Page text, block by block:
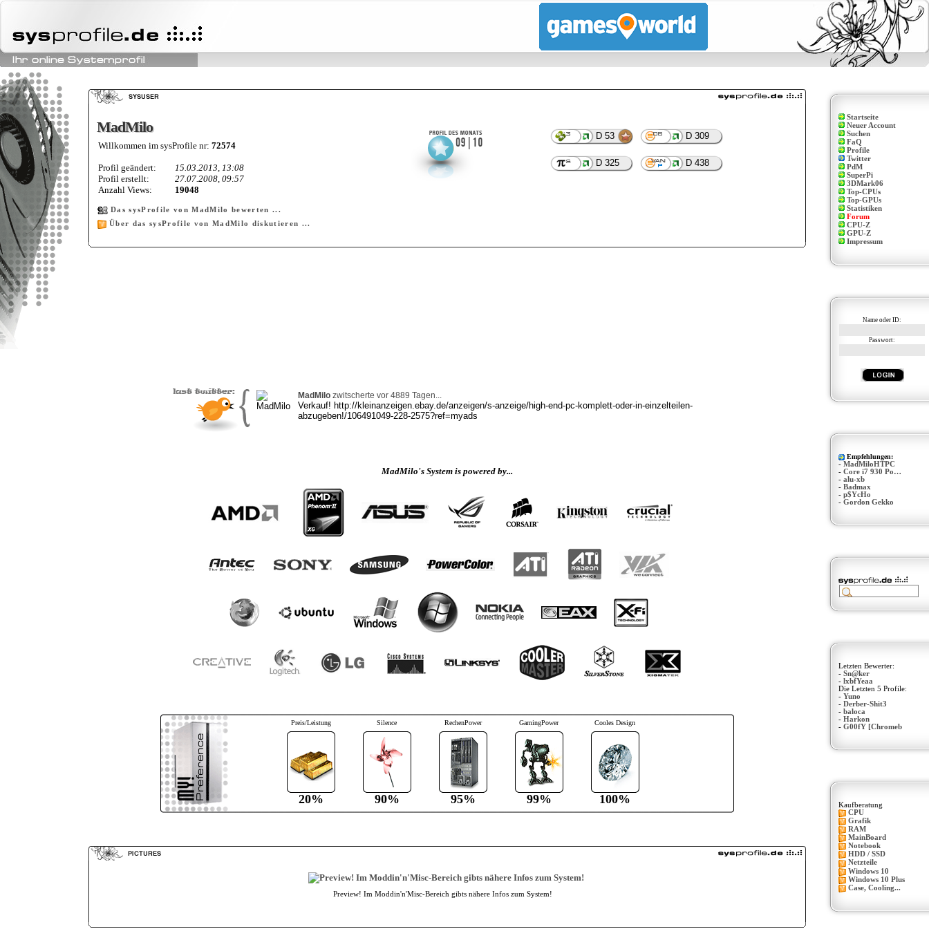
MadMilo
MadMilo
Willkommen im sysProfile nr: 72574
Profil geändert:
15.03.2013, 13:08
Profil erstellt:
27.07.2008, 09:57
Anzahl Views:
19048
D 53 D 309
D 325 D 438
Das sysProfile von MadMilo bewerten ...
Über das sysProfile von MadMilo diskutieren ...
MadMilozwitscherte vor 4889 Tagen...
Verkauf! http://kleinanzeigen.ebay.de/anzeigen/s-anzeige/high-end-pc-komplett-oder-in-einzelteilen-
abzugeben!/106491049-228-2575?ref=myads
MadMilo's System is powered by...
Preis/Leistung
20%
Silence
90%
RechenPower
95%
GamingPower
99%
Cooles Design
100%
Preview! Im Moddin'n'Misc-Bereich gibts nähere Infos zum System!
Startseite
Neuer Account
Suchen
FaQ
Profile
Twitter
PdM
SuperPi
3DMark06
Top-CPUs
Top-GPUs
Statistiken
Forum
CPU-Z
GPU-Z
Impressum
Name oder ID:
Passwort:
Empfehlungen:
- MadMiloHTPC
- Core i7 930 Po…
- alu-xb
- Badmax
- p$YcHo
- Gordon Gekko
Letzten Bewerter:
- Sn@ker
- lxbfYeaa
Die Letzten 5 Profile:
- Yuno
- Derber-Shit3
- baloca
- Harkon
- G00fY [Chromeb
Kaufberatung
CPU
Grafik
RAM
MainBoard
Notebook
HDD / SSD
Netzteile
Windows 10
Windows 10 Plus
Case, Cooling...